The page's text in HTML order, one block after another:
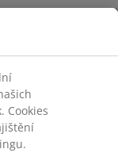
Cookies